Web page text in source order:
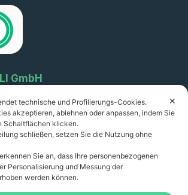
GmbH
64
(Pistoia) Italien sales@ghidimetalli.it
0572 30887
01351060478
✕
technische und Profilierungs-Cookies.
akzeptieren, ablehnen oder anpassen, indem Sie
Schaltflächen klicken.
schließen, setzen Sie die Nutzung ohne
Sie an, dass Ihre personenbezogenen
Personalisierung und Messung der
werden können.